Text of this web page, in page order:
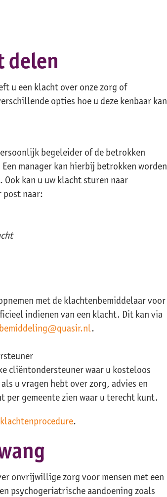
delen
u een klacht over onze zorg of
opties hoe u deze kenbaar kan
begeleider of de betrokken
manager kan hierbij betrokken worden
kan u uw klacht sturen naar
post naar:
met de klachtenbemiddelaar voor
indienen van een klacht. Dit kan via
bemiddeling@quasir.nl.
cliëntondersteuner waar u kosteloos
u vragen hebt over zorg, advies en
per gemeente zien waar u terecht kunt.
.
onvrijwillige zorg voor mensen met een
psychogeriatrische aandoening zoals